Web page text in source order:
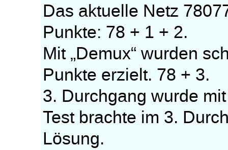
Das aktuelle Netz
Punkte: 78 + 1 + 2.
Mit „Demux“ wurden
Punkte erzielt. 78 + 3.
3. Durchgang wurde
Test brachte im 3.
Lösung.